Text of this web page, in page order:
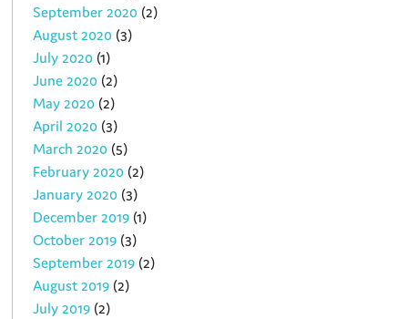
September 2020 (2)
August 2020 (3)
July 2020 (1)
June 2020 (2)
May 2020 (2)
April 2020 (3)
March 2020 (5)
February 2020 (2)
January 2020 (3)
December 2019 (1)
October 2019 (3)
September 2019 (2)
August 2019 (2)
July 2019 (2)